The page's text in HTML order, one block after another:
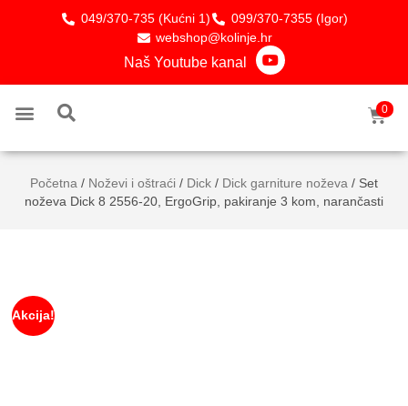
049/370-735 (Kućni 1)
099/370-7355 (Igor)
webshop@kolinje.hr
Naš Youtube kanal
0
Početna / Noževi i oštraći / Dick / Dick garniture noževa / Set
noževa Dick 8 2556-20, ErgoGrip, pakiranje 3 kom, narančasti
Akcija!